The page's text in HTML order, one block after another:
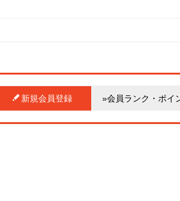
新規会員登録 »会員ランク・ポイ